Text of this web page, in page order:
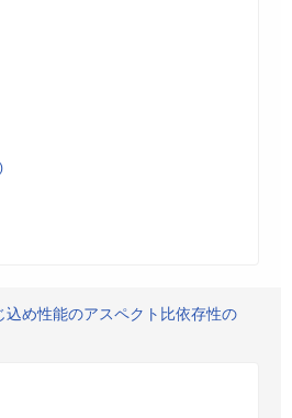
込め性能のアスペクト比依存性の